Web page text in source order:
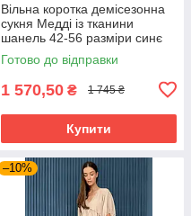
Вільна коротка демісезонна
сукня Медді із тканини
шанель 42-56 разміри синє
Готово до відправки
1 570,50 ₴ 1 745 ₴
Купити
–10%